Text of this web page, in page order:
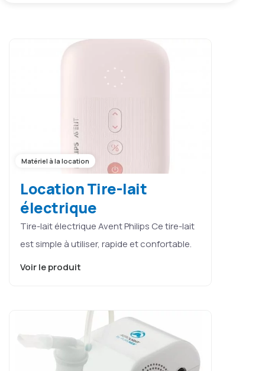
Matériel à la location
Location Tire-lait
électrique
Tire-lait électrique Avent Philips Ce tire-lait
est simple à utiliser, rapide et confortable.
Voir le produit